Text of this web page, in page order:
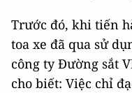
Trước đó, khi tiến
toa xe đã qua sử
công ty Đường sắt
cho biết: Việc chỉ